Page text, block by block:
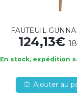
FAUTEUIL
124,13€
En stock, expédition
Ajouter au